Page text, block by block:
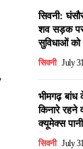
सिवनी:
शव सड़क
सुविधाओं को
सिवनी July
भीमगढ़
किनारे रहने
क्यूमेक्स पानी
सिवनी July